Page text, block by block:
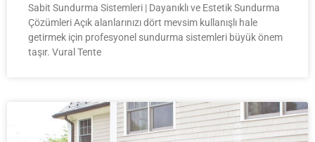
Sabit Sundurma Sistemleri | Dayanıklı ve Estetik Sundurma
Çözümleri Açık alanlarınızı dört mevsim kullanışlı hale
getirmek için profesyonel sundurma sistemleri büyük önem
taşır. Vural Tente